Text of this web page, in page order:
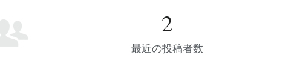
2
最近の投稿者数